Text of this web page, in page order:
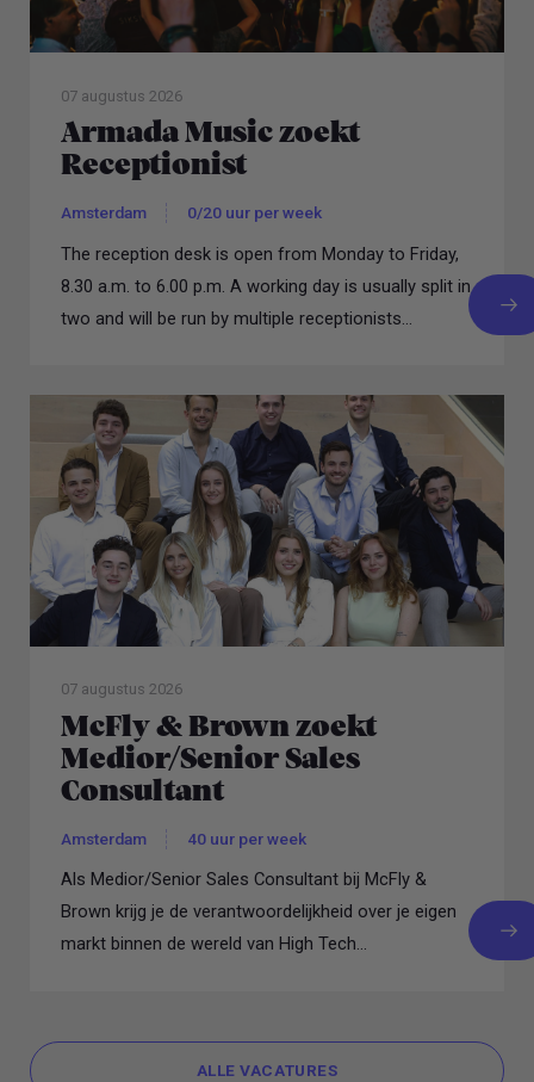
07 augustus 2026
Armada Music zoekt
Receptionist
Amsterdam 0/20 uur per week
The reception desk is open from Monday to Friday,
8.30 a.m. to 6.00 p.m. A working day is usually split in
two and will be run by multiple receptionists...
07 augustus 2026
McFly & Brown zoekt
Medior/Senior Sales
Consultant
Amsterdam 40 uur per week
Als Medior/Senior Sales Consultant bij McFly &
Brown krijg je de verantwoordelijkheid over je eigen
markt binnen de wereld van High Tech...
ALLE VACATURES